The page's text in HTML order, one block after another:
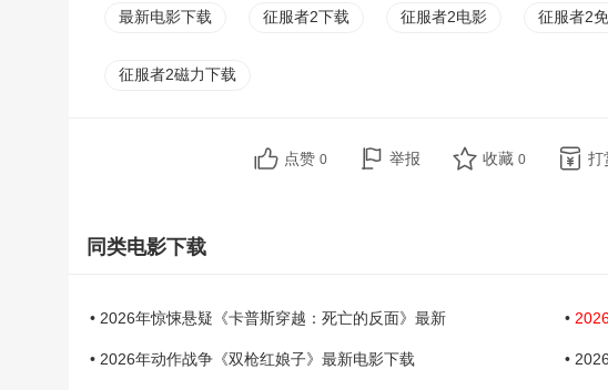
最新电影下载 征服者2下载 征服者2电影 征服者2
征服者2磁力下载
点赞 0 举报 收藏 0 打
同类电影下载
• 2026年惊悚悬疑《卡普斯穿越：死亡的反面》最新 •
• 2026年动作战争《双枪红娘子》最新电影下载 •